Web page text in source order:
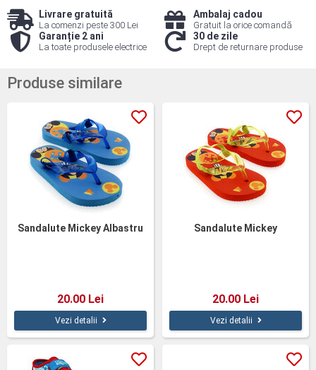
Livrare gratuită
La comenzi peste 300 Lei
Ambalaj cadou
Gratuit la orice comandă
Garanție 2 ani
La toate produsele electrice
30 de zile
Drept de returnare produse
Produse similare
Sandalute Mickey Albastru
20.00 Lei
Vezi detalii
Sandalute Mickey
20.00 Lei
Vezi detalii